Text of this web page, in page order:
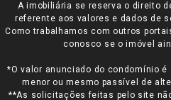
A imobiliária se reserva o direito
referente aos valores e dados de
Como trabalhamos com outros
conosco se o imóvel
*O valor anunciado do condomínio é
menor ou mesmo passível de
**As solicitações feitas pelo site